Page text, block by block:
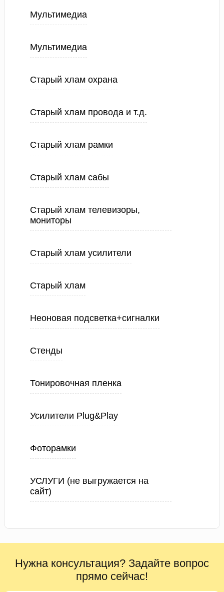
Мультимедиа
Мультимедиа
Старый хлам охрана
Старый хлам провода и т.д.
Старый хлам рамки
Старый хлам сабы
Старый хлам телевизоры,
мониторы
Старый хлам усилители
Старый хлам
Неоновая подсветка+сигналки
Стенды
Тонировочная пленка
Усилители Plug&Play
Фоторамки
УСЛУГИ (не выгружается на
сайт)
Нужна консультация? Задайте вопрос
прямо сейчас!